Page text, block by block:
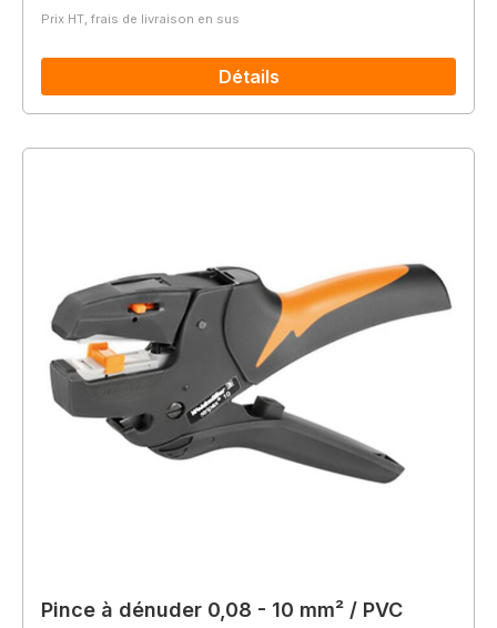
Prix HT, frais de livraison en sus
Détails
Pince à dénuder 0,08 - 10 mm² / PVC